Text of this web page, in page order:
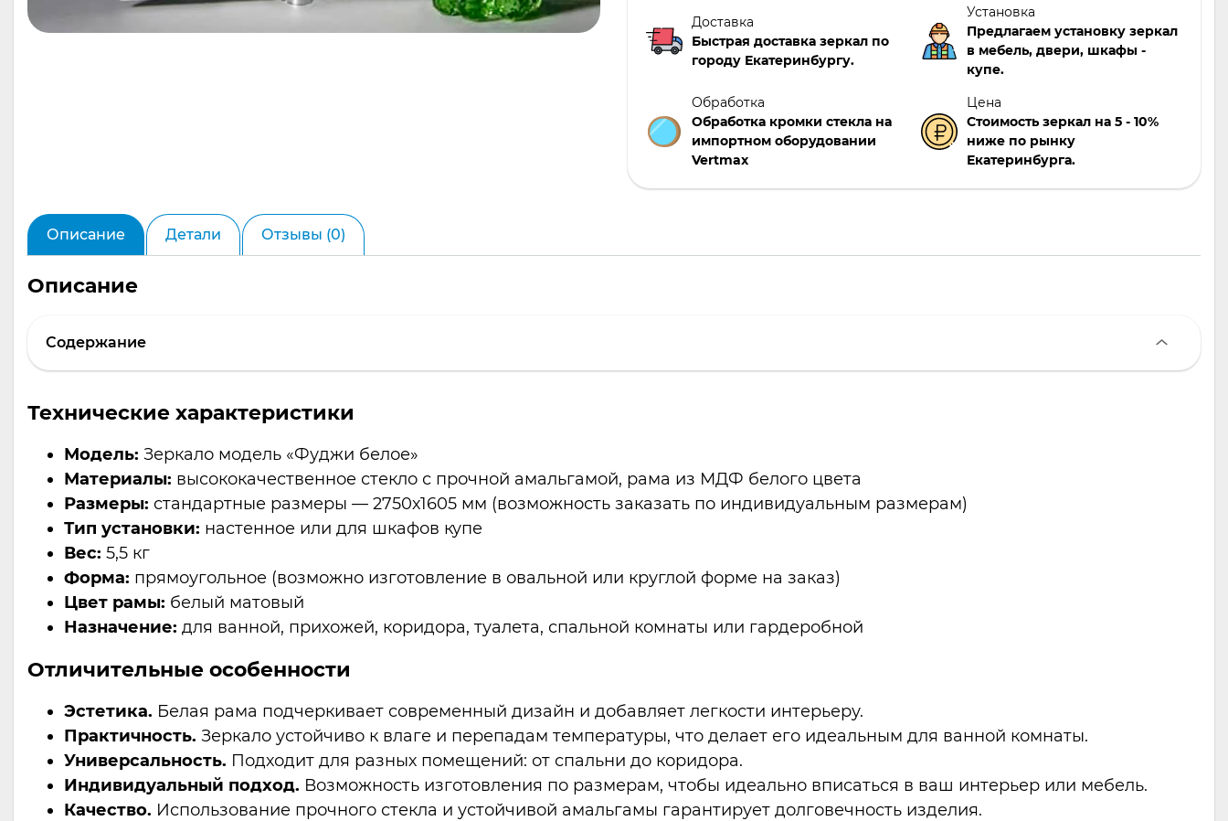
Доставка
Быстрая доставка зеркал по
городу Екатеринбургу.
Установка
Предлагаем установку зеркал
в мебель, двери, шкафы -
купе.
Обработка
Обработка кромки стекла на
импортном оборудовании
Vertmax
Цена
Стоимость зеркал на 5 - 10%
ниже по рынку
Екатеринбурга.
Описание Детали Отзывы (0)
Описание
Содержание
Технические характеристики
Модель: Зеркало модель «Фуджи белое»
Материалы: высококачественное стекло с прочной амальгамой, рама из МДФ белого цвета
Размеры: стандартные размеры — 2750х1605 мм (возможность заказать по индивидуальным размерам)
Тип установки: настенное или для шкафов купе
Вес: 5,5 кг
Форма: прямоугольное (возможно изготовление в овальной или круглой форме на заказ)
Цвет рамы: белый матовый
Назначение: для ванной, прихожей, коридора, туалета, спальной комнаты или гардеробной
Отличительные особенности
Эстетика. Белая рама подчеркивает современный дизайн и добавляет легкости интерьеру.
Практичность. Зеркало устойчиво к влаге и перепадам температуры, что делает его идеальным для ванной комнаты.
Универсальность. Подходит для разных помещений: от спальни до коридора.
Индивидуальный подход. Возможность изготовления по размерам, чтобы идеально вписаться в ваш интерьер или мебель.
Качество. Использование прочного стекла и устойчивой амальгамы гарантирует долговечность изделия.